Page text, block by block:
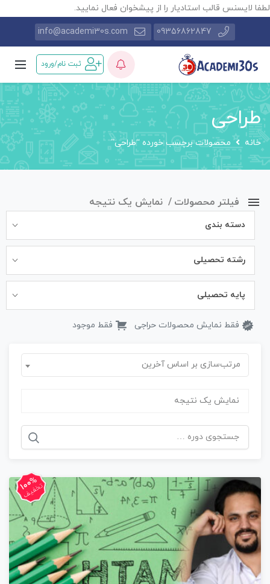
لطفا لایسنس قالب استادیار را از پیشخوان فعال نمایید.
09356862847
info@academi30s.com
ثبت نام/ورود
طراحی
خانه محصولات برچسب خورده “طراحی”
فیلتر محصولات نمایش یک نتیجه
دسته بندی
رشته تحصیلی
پایه تحصیلی
فقط نمایش محصولات حراجی فقط موجود
مرتب‌سازی بر اساس آخرین
نمایش یک نتیجه
جستجو
برای:
100%
تخفیف